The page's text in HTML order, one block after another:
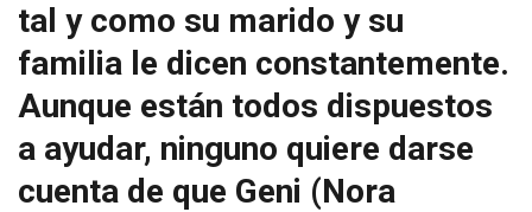
tal y como su marido y su
familia le dicen constantemente.
Aunque están todos dispuestos
a ayudar, ninguno quiere darse
cuenta de que Geni (Nora